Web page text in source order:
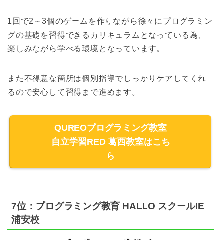
1回で2～3個のゲームを作りながら徐々にプログラミン
グの基礎を習得できるカリキュラムとなっている為、
楽しみながら学べる環境となっています。
また不得意な箇所は個別指導でしっかりケアしてくれ
るので安心して習得まで進めます。
QUREOプログラミング教室
自立学習RED 葛西教室はこち
ら
7位：プログラミング教育 HALLO スクールIE
浦安校